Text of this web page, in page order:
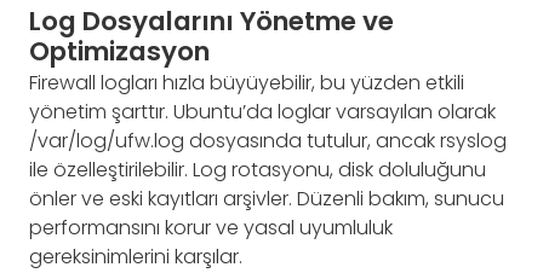
Log Dosyalarını Yönetme ve
Optimizasyon
Firewall logları hızla büyüyebilir, bu yüzden etkili
yönetim şarttır. Ubuntu’da loglar varsayılan olarak
/var/log/ufw.log dosyasında tutulur, ancak rsyslog
ile özelleştirilebilir. Log rotasyonu, disk doluluğunu
önler ve eski kayıtları arşivler. Düzenli bakım, sunucu
performansını korur ve yasal uyumluluk
gereksinimlerini karşılar.